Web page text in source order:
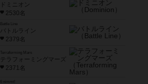
ドミニオン
2530名
Battle Line
バトルライン
2379名
Terraforming Mars
テラフォーミングマーズ
2371名